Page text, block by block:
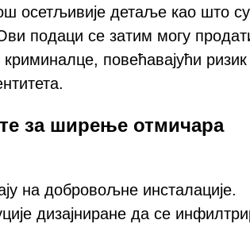
осетљивије детаље као што су
подаци се затим могу
повећавајући
за ширење отмичара
на добровољне инсталације.
дизајниране да се